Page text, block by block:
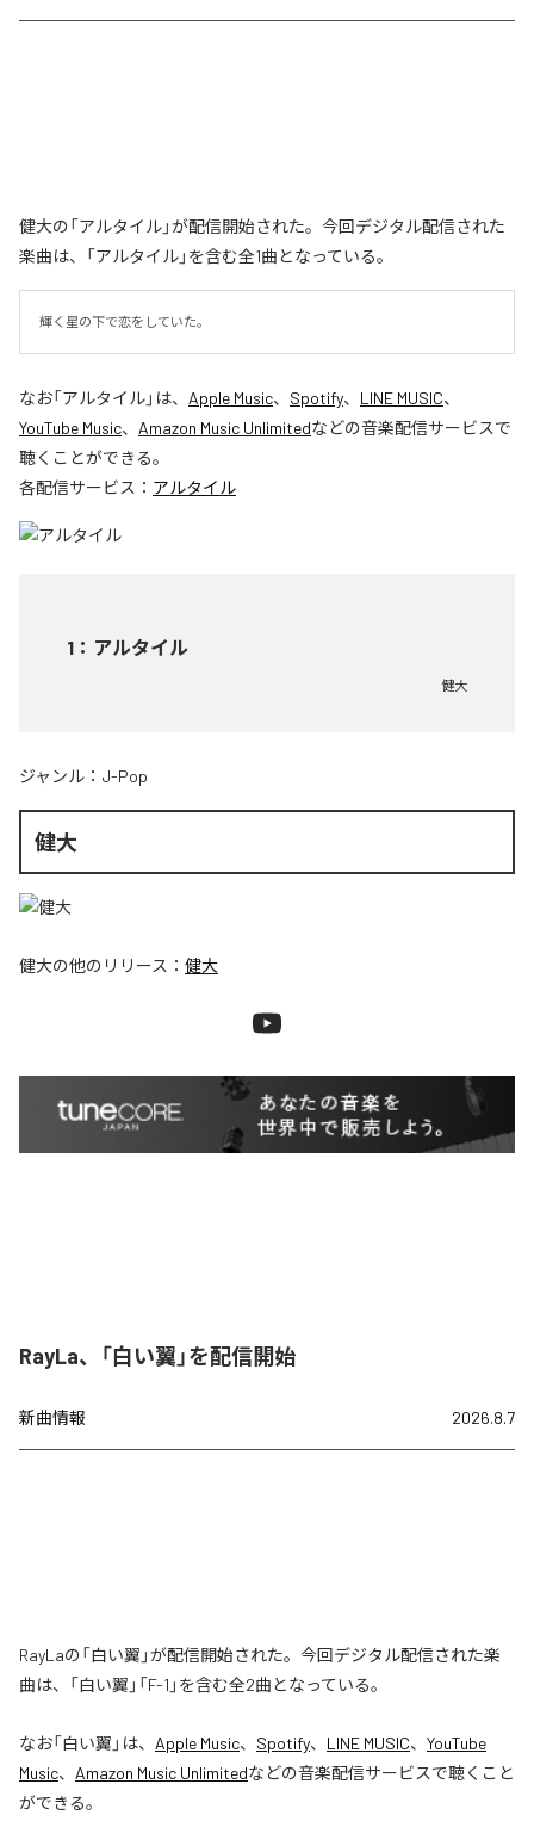
健大の「アルタイル」が配信開始された。今回デジタル配信された
楽曲は、「アルタイル」を含む全1曲となっている。
輝く星の下で恋をしていた。
なお「アルタイル」は、 Apple Music、 Spotify、 LINE MUSIC、
YouTube Music、 Amazon Music Unlimitedなどの音楽配信サービスで
聴くことができる。
各配信サービス： アルタイル
1 ： アルタイル
健大
ジャンル： J-Pop
健大
健大の他のリリース： 健大
RayLa、「白い翼」を配信開始
新曲情報 2026.8.7
RayLaの「白い翼」が配信開始された。今回デジタル配信された楽
曲は、「白い翼」「F-1」を含む全2曲となっている。
なお「白い翼 」は、 Apple Music、 Spotify、 LINE MUSIC、 YouTube
Music、 Amazon Music Unlimitedなどの音楽配信サービスで聴くこと
ができる。